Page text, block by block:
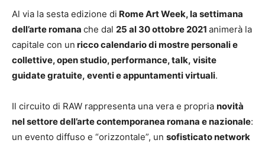
Al via la sesta edizione di Rome Art Week, la settimana
dell’arte romana che dal 25 al 30 ottobre 2021 animerà la
capitale con un ricco calendario di mostre personali e
collettive, open studio, performance, talk, visite
guidate gratuite, eventi e appuntamenti virtuali.
Il circuito di RAW rappresenta una vera e propria novità
nel settore dell’arte contemporanea romana e nazionale:
un evento diffuso e “orizzontale”, un sofisticato network